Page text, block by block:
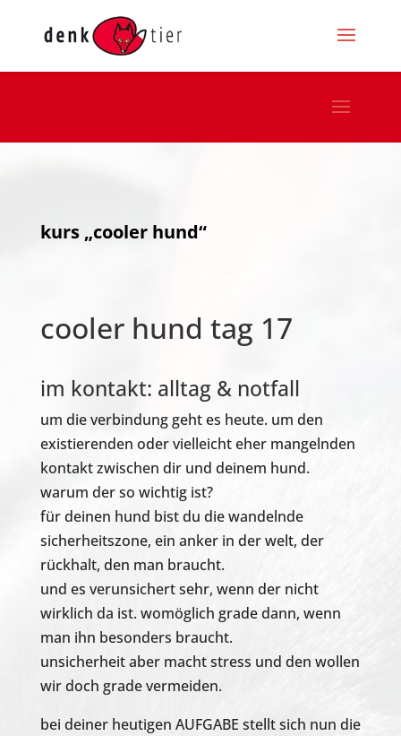
kurs „cooler hund“
cooler hund tag 17
im kontakt: alltag & notfall
um die verbindung geht es heute. um den
existierenden oder vielleicht eher mangelnden
kontakt zwischen dir und deinem hund.
warum der so wichtig ist?
für deinen hund bist du die wandelnde
sicherheitszone, ein anker in der welt, der
rückhalt, den man braucht.
und es verunsichert sehr, wenn der nicht
wirklich da ist. womöglich grade dann, wenn
man ihn besonders braucht.
unsicherheit aber macht stress und den wollen
wir doch grade vermeiden.
bei deiner heutigen AUFGABE stellt sich nun die